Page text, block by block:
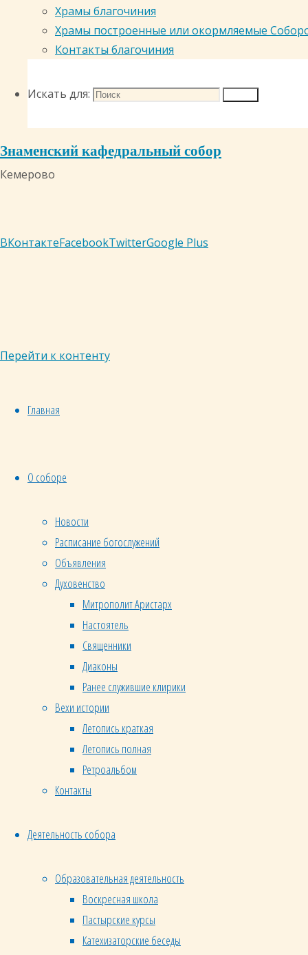
Храмы благочиния
Храмы построенные или окормляемые
Контакты благочиния
Искать для:
Знаменский кафедральный собор
Кемерово
ВКонтактеFacebookTwitterGoogle Plus
Перейти к контенту
Главная
О соборе
Новости
Расписание богослужений
Объявления
Духовенство
Митрополит Аристарх
Настоятель
Священники
Диаконы
Ранее служившие клирики
Вехи истории
Летопись краткая
Летопись полная
Ретроальбом
Контакты
Деятельность собора
Образовательная деятельность
Воскресная школа
Пастырские курсы
Катехизаторские беседы